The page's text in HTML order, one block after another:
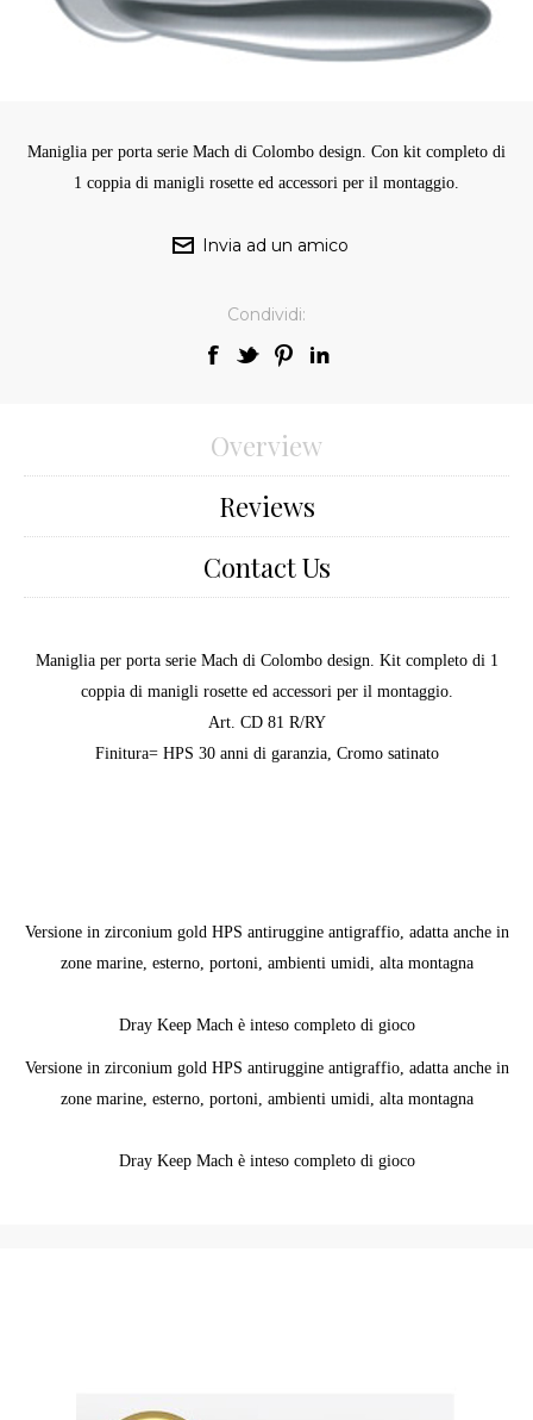
Maniglia per porta serie Mach di Colombo design. Con kit completo di
1 coppia di manigli rosette ed accessori per il montaggio.
Condividi:
Overview
Reviews
Contact Us
Maniglia per porta serie Mach di Colombo design. Kit completo di 1
coppia di manigli rosette ed accessori per il montaggio.
Art. CD 81 R/RY
Finitura= HPS 30 anni di garanzia, Cromo satinato
Versione in zirconium gold HPS antiruggine antigraffio, adatta anche in
zone marine, esterno, portoni, ambienti umidi, alta montagna
Dray Keep Mach è inteso completo di gioco
Versione in zirconium gold HPS antiruggine antigraffio, adatta anche in
zone marine, esterno, portoni, ambienti umidi, alta montagna
Dray Keep Mach è inteso completo di gioco